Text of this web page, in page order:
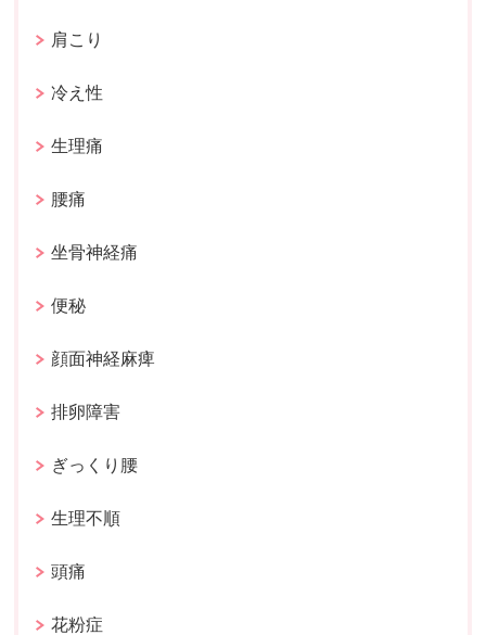
肩こり
冷え性
生理痛
腰痛
坐骨神経痛
便秘
顔面神経麻痺
排卵障害
ぎっくり腰
生理不順
頭痛
花粉症